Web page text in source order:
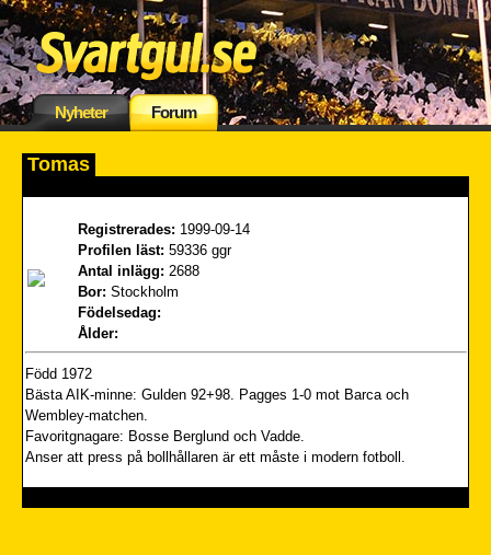
Nyheter Forum
Tomas
Registrerades: 1999-09-14
Profilen läst: 59336 ggr
Antal inlägg: 2688
Bor: Stockholm
Födelsedag:
Ålder:
Född 1972
Bästa AIK-minne: Gulden 92+98. Pagges 1-0 mot Barca och
Wembley-matchen.
Favoritgnagare: Bosse Berglund och Vadde.
Anser att press på bollhållaren är ett måste i modern fotboll.